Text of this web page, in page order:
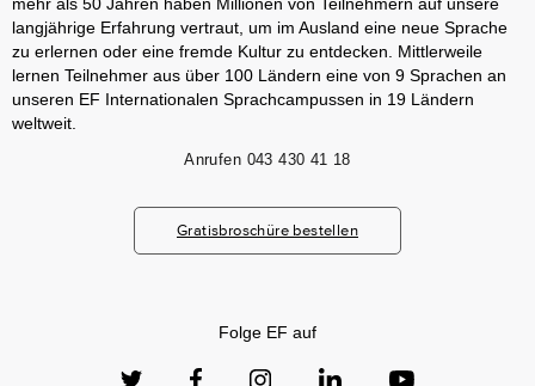
langjährige Erfahrung vertraut, um im Ausland eine neue Sprache
zu erlernen oder eine fremde Kultur zu entdecken. Mittlerweile
lernen Teilnehmer aus über 100 Ländern eine von 9 Sprachen an
unseren EF Internationalen Sprachcampussen in 19 Ländern
weltweit.
Anrufen 043 430 41 18
Gratisbroschüre bestellen
Folge EF auf